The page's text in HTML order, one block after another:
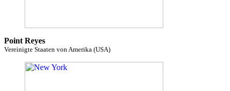
Point Reyes
Vereinigte Staaten von Amerika (USA)